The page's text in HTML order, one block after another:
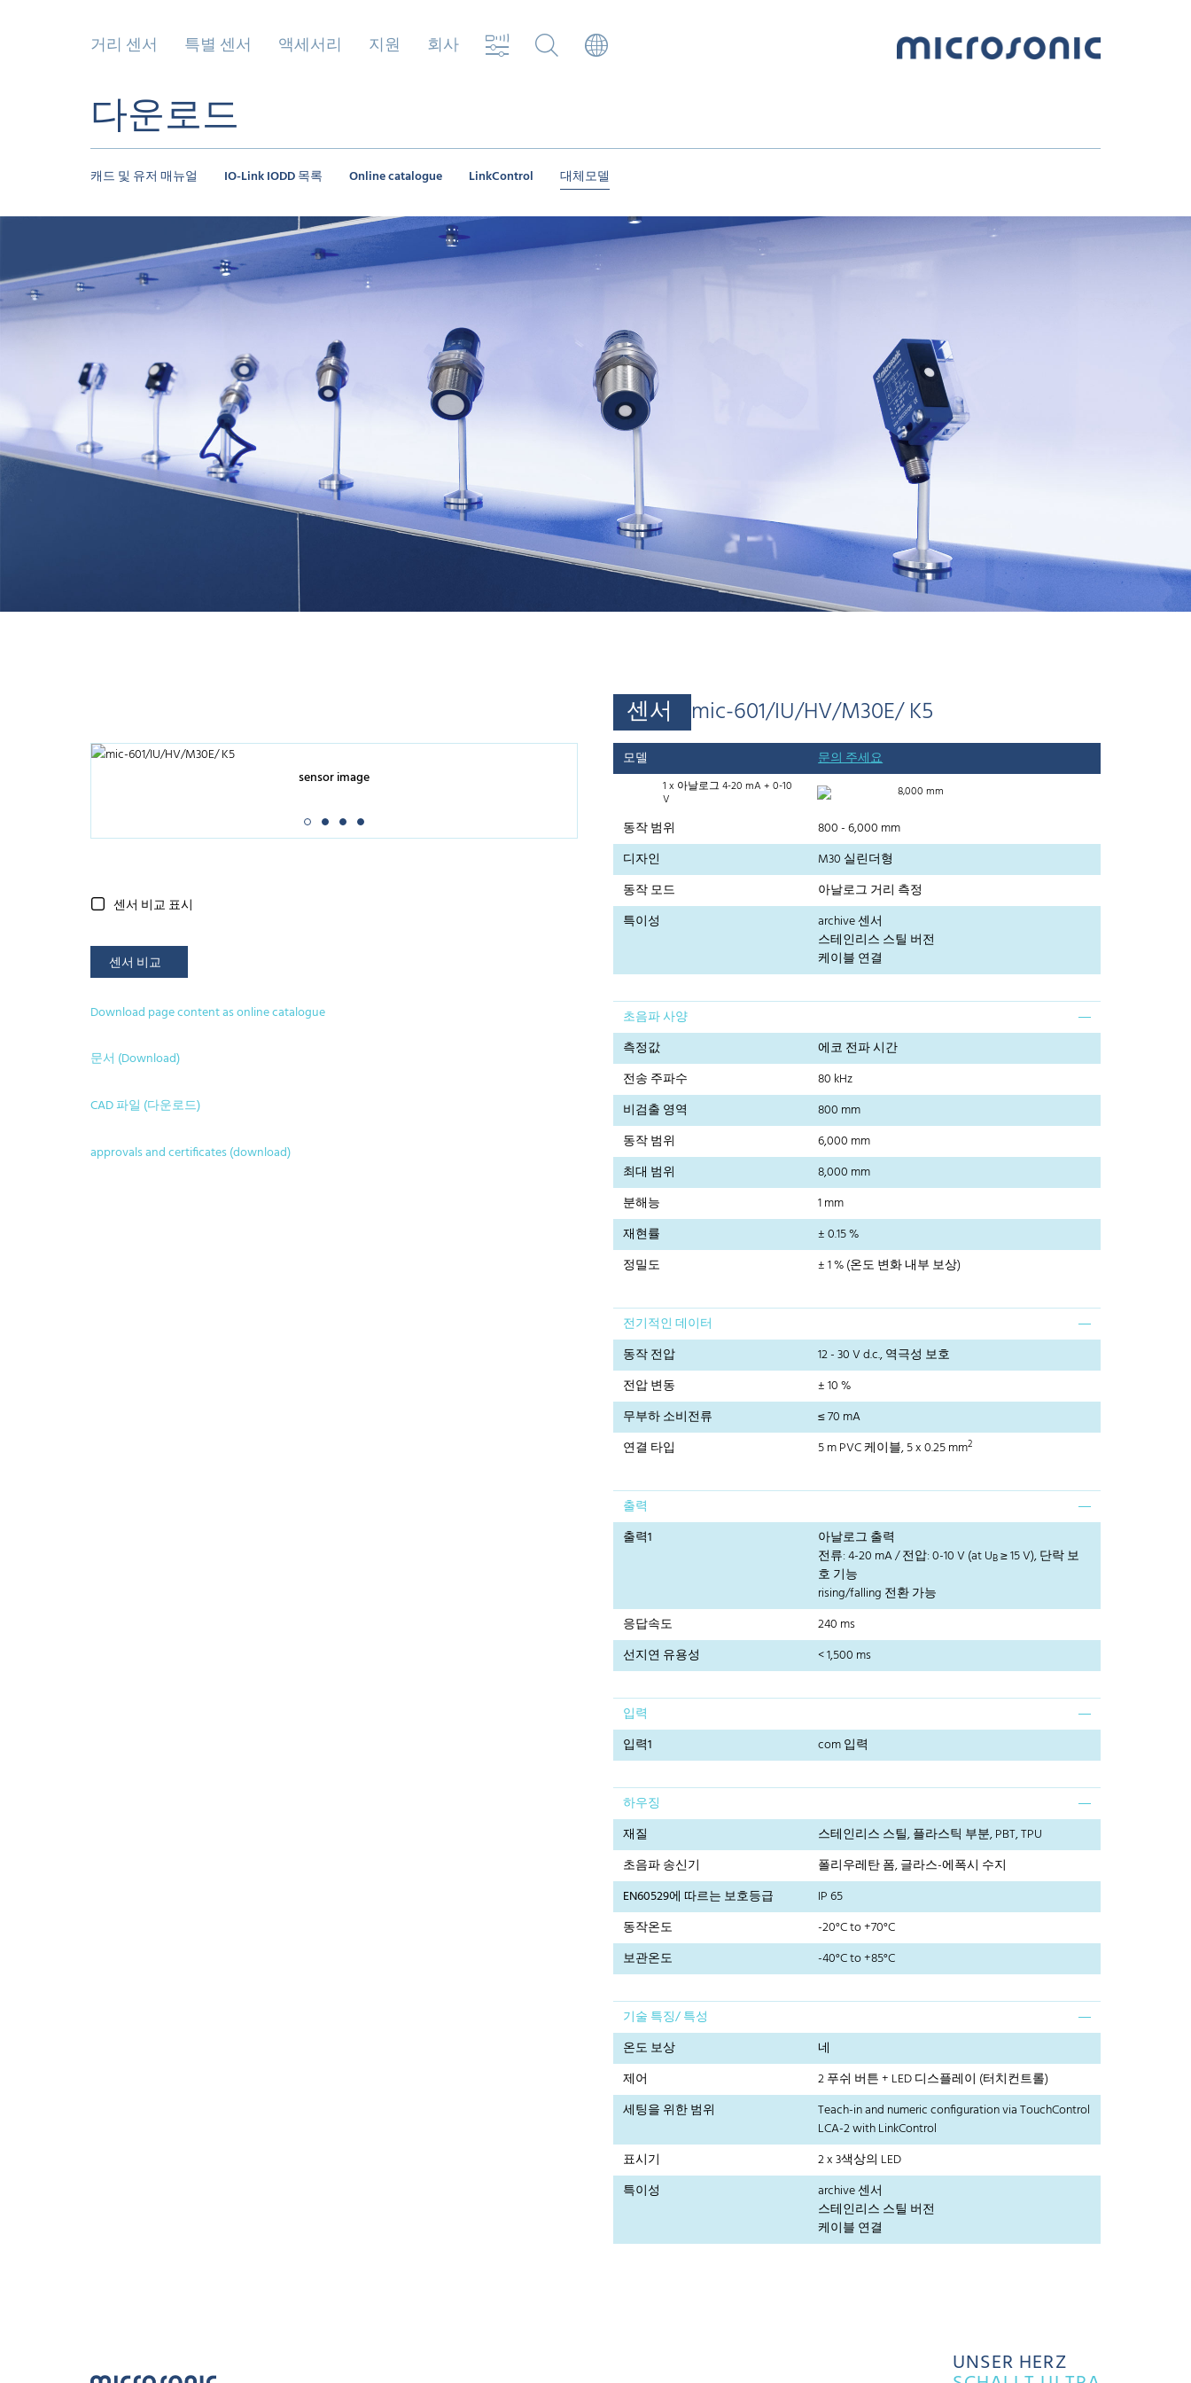
거리 센서 특별 센서 액세서리 지원 회사
다운로드
캐드 및 유저 매뉴얼 IO-Link IODD 목록 Online catalogue LinkControl 대체모델
센서 mic-601/IU/HV/M30E/ K5
sensor image
센서 비교 표시
센서 비교
Download page content as online catalogue
문서 (Download)
CAD 파일 (다운로드)
approvals and certificates (download)
모델 문의 주세요
1 x 아날로그 4-20 mA + 0-10
V 8,000 mm
동작 범위
800 - 6,000 mm
디자인
M30 실린더형
동작 모드
아날로그 거리 측정
특이성
archive 센서
스테인리스 스틸 버전
케이블 연결
초음파 사양
측정값
에코 전파 시간
전송 주파수
80 kHz
비검출 영역
800 mm
동작 범위
6,000 mm
최대 범위
8,000 mm
분해능
1 mm
재현률
± 0.15 %
정밀도
± 1 % (온도 변화 내부 보상)
전기적인 데이터
동작 전압
12 - 30 V d.c., 역극성 보호
전압 변동
± 10 %
무부하 소비전류
≤ 70 mA
연결 타입
5 m PVC 케이블, 5 x 0.25 mm2
출력
출력1
아날로그 출력
전류: 4-20 mA / 전압: 0-10 V (at UB≥ 15 V), 단락 보
호 기능
rising/falling 전환 가능
응답속도
240 ms
선지연 유용성
< 1,500 ms
입력
입력1
com 입력
하우징
재질
스테인리스 스틸, 플라스틱 부분, PBT, TPU
초음파 송신기
폴리우레탄 폼, 글라스-에폭시 수지
EN60529에 따르는 보호등급
IP 65
동작온도
-20°C to +70°C
보관온도
-40°C to +85°C
기술 특징/ 특성
온도 보상
네
제어
2 푸쉬 버튼 + LED 디스플레이 (터치컨트롤)
세팅을 위한 범위
Teach-in and numeric configuration via TouchControl
LCA-2 with LinkControl
표시기
2 x 3색상의 LED
특이성
archive 센서
스테인리스 스틸 버전
케이블 연결
UNSER HERZ